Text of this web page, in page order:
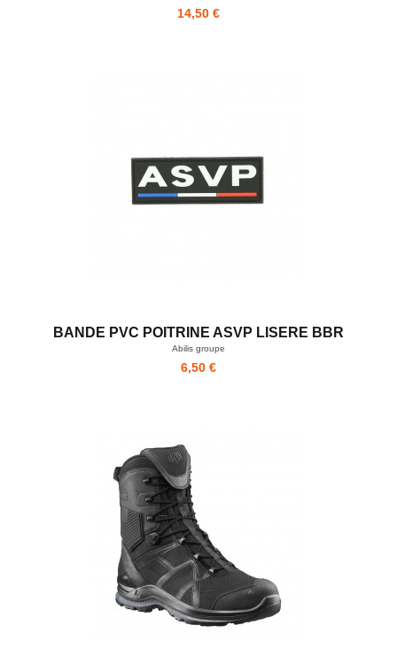
14,50 €
BANDE PVC POITRINE ASVP LISERE BBR
Abilis groupe
6,50 €